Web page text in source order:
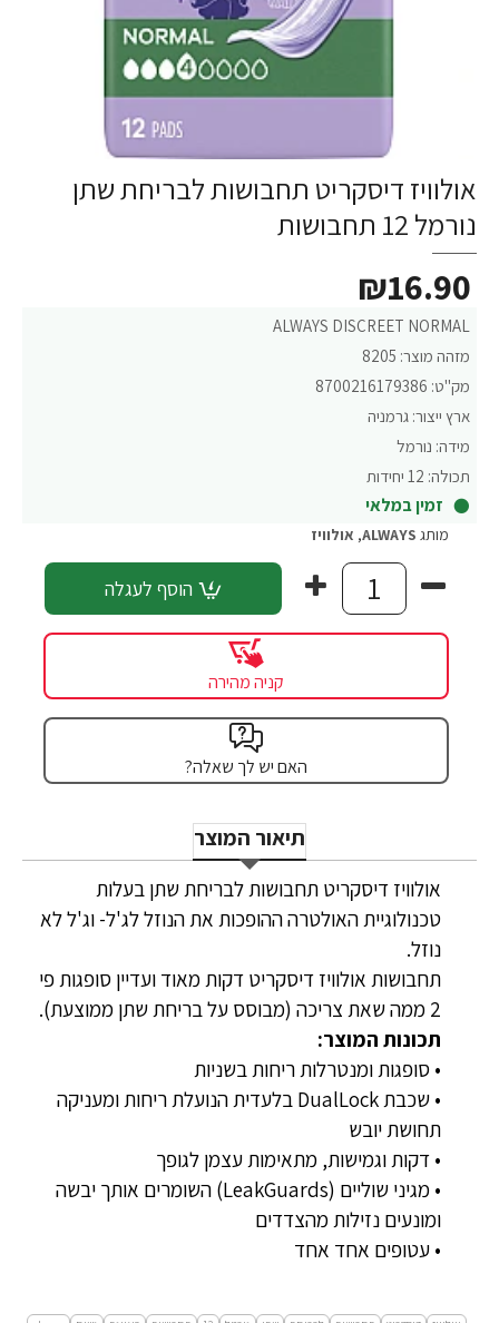
אולוויז דיסקריט תחבושות לבריחת שתן
נורמל 12 תחבושות
ALWAYS DISCREET NORMAL
מזהה מוצר: 8205
מק"ט: 8700216179386
ארץ ייצור: גרמניה
מידה: נורמל
תכולה: 12 יחידות
זמין במלאי
₪16.90
מותג ALWAYS
, אולוויז
הוסף לעגלה
קניה מהירה
האם יש לך שאלה?
תיאור המוצר
אולוויז דיסקריט תחבושות לבריחת שתן בעלות
טכנולוגיית האולטרה ההופכות את הנוזל לג'ל- וג'ל לא
נוזל.
תחבושות אולוויז דיסקריט דקות מאוד ועדיין סופגות פי
2 ממה שאת צריכה (מבוסס על בריחת שתן ממוצעת).
תכונות המוצר:
• סופגות ומנטרלות ריחות בשניות
• שכבת DualLock בלעדית הנועלת ריחות ומעניקה
תחושת יובש
• דקות וגמישות, מתאימות עצמן לגופך
• מגיני שוליים (LeakGuards) השומרים אותך יבשה
ומונעים נזילות מהצדדים
• עטופים אחד אחד